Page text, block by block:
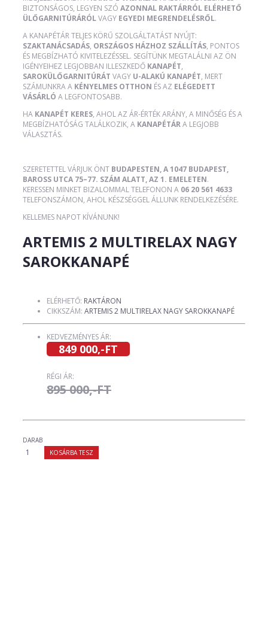
BIZTONSÁGOS, LEGYEN SZÓ AZONNAL RAKTÁRRÓL ELÉRHETŐ
ÜLŐGARNITÚRÁRÓLVAGY EGYEDI MEGRENDELÉSRŐL.
A KANAPÉTÁR TELJES KÖRŰ SZOLGÁLTATÁST NYÚJT:
SZAKTANÁCSADÁS, ORSZÁGOS HÁZHOZ SZÁLLÍTÁS, PONTOS
ÉS MEGBÍZHATÓ KIVITELEZÉSSEL. SEGÍTÜNK MEGTALÁLNI AZ ÖN
IGÉNYEIHEZ LEGJOBBAN ILLESZKEDŐ KANAPÉT,
SAROKÜLŐGARNITÚRÁT VAGY U-ALAKÚ KANAPÉT, MERT
SZÁMUNKRA A KÉNYELMES OTTHON ÉS AZ ELÉGEDETT
VÁSÁRLÓ A LEGFONTOSABB.
HA KANAPÉT KERES, AHOL AZ ÁR-ÉRTÉK ARÁNY, A MINŐSÉG ÉS A
MEGBÍZHATÓSÁG TALÁLKOZIK, A KANAPÉTÁRA LEGJOBB
VÁLASZTÁS.
SZERETETTEL VÁRJUK ÖNT BUDAPESTEN, A 1047 BUDAPEST,
BAROSS UTCA 75–77. SZÁM ALATT, AZ 1. EMELETEN.
KERESSEN MINKET BIZALOMMAL TELEFONON A 06 20 561 4633
TELEFONSZÁMON, AHOL KÉSZSÉGGEL ÁLLUNK RENDELKEZÉSÉRE.
KELLEMES NAPOT KÍVÁNUNK!
ARTEMIS 2 MULTIRELAX NAGY
SAROKKANAPÉ
ELÉRHETŐ: RAKTÁRON
CIKKSZÁM: ARTEMIS 2 MULTIRELAX NAGY SAROKKANAPÉ
KEDVEZMÉNYES ÁR:
849 000,-FT
RÉGI ÁR:
895 000,-FT
DARAB
KOSÁRBA TESZ